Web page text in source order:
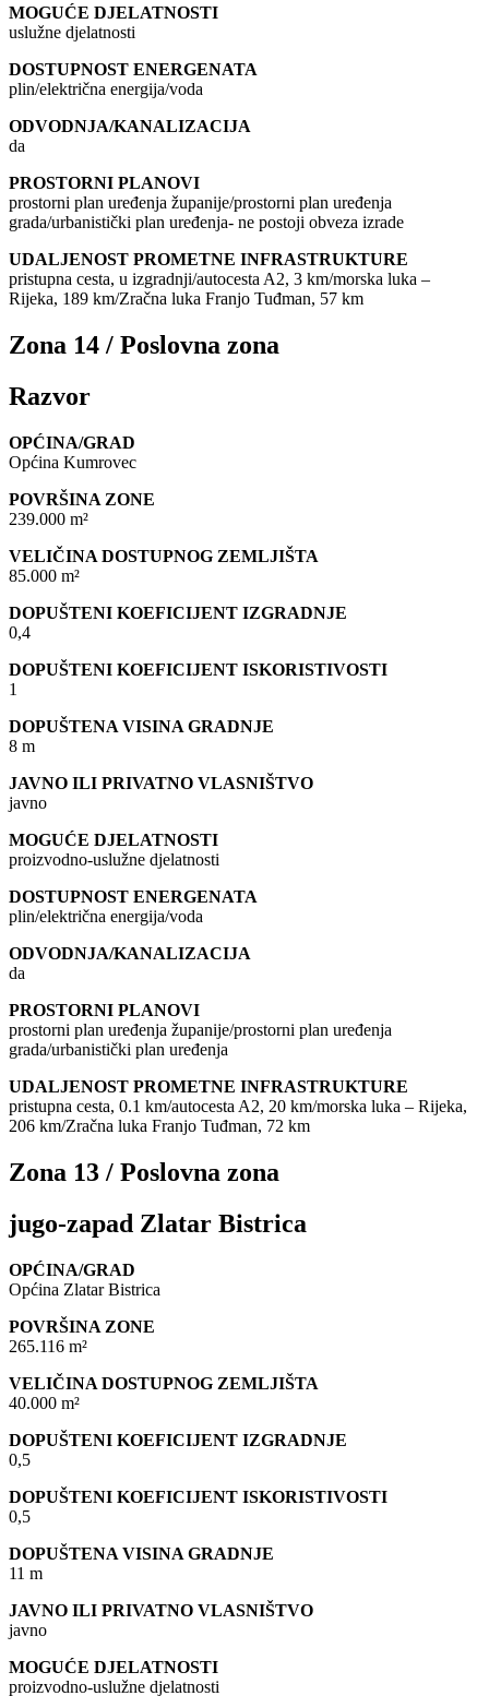
MOGUĆE DJELATNOSTI
uslužne djelatnosti
DOSTUPNOST ENERGENATA
plin/električna energija/voda
ODVODNJA/KANALIZACIJA
da
PROSTORNI PLANOVI
prostorni plan uređenja županije/prostorni plan uređenja
grada/urbanistički plan uređenja- ne postoji obveza izrade
UDALJENOST PROMETNE INFRASTRUKTURE
pristupna cesta, u izgradnji/autocesta A2, 3 km/morska luka –
Rijeka, 189 km/Zračna luka Franjo Tuđman, 57 km
Zona 14 / Poslovna zona
Razvor
OPĆINA/GRAD
Općina Kumrovec
POVRŠINA ZONE
239.000 m²
VELIČINA DOSTUPNOG ZEMLJIŠTA
85.000 m²
DOPUŠTENI KOEFICIJENT IZGRADNJE
0,4
DOPUŠTENI KOEFICIJENT ISKORISTIVOSTI
1
DOPUŠTENA VISINA GRADNJE
8 m
JAVNO ILI PRIVATNO VLASNIŠTVO
javno
MOGUĆE DJELATNOSTI
proizvodno-uslužne djelatnosti
DOSTUPNOST ENERGENATA
plin/električna energija/voda
ODVODNJA/KANALIZACIJA
da
PROSTORNI PLANOVI
prostorni plan uređenja županije/prostorni plan uređenja
grada/urbanistički plan uređenja
UDALJENOST PROMETNE INFRASTRUKTURE
pristupna cesta, 0.1 km/autocesta A2, 20 km/morska luka – Rijeka,
206 km/Zračna luka Franjo Tuđman, 72 km
Zona 13 / Poslovna zona
jugo-zapad Zlatar Bistrica
OPĆINA/GRAD
Općina Zlatar Bistrica
POVRŠINA ZONE
265.116 m²
VELIČINA DOSTUPNOG ZEMLJIŠTA
40.000 m²
DOPUŠTENI KOEFICIJENT IZGRADNJE
0,5
DOPUŠTENI KOEFICIJENT ISKORISTIVOSTI
0,5
DOPUŠTENA VISINA GRADNJE
11 m
JAVNO ILI PRIVATNO VLASNIŠTVO
javno
MOGUĆE DJELATNOSTI
proizvodno-uslužne djelatnosti